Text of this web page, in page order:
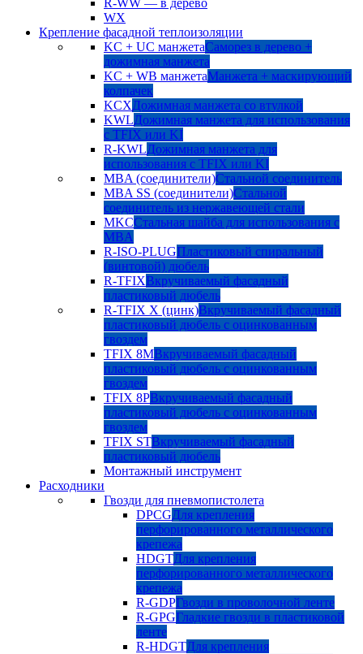
R-WW — в дерево
WX
Крепление фасадной теплоизоляции
KC + UC манжетаСаморез в дерево +
дожимная манжета
KC + WB манжетаМанжета + маскирующий
колпачек
KCXДожимная манжета со втулкой
KWLДожимная манжета для использования
с TFIX или KI
R-KWLДожимная манжета для
использования с TFIX или KI
MBA (соединители)Стальной соединитель
MBA SS (соединители)Стальной
соединитель из нержавеющей стали
MKCСтальная шайба для использования с
MBA
R-ISO-PLUGПластиковый спиральный
(винтовой) дюбель
R-TFIXВкручиваемый фасадный
пластиковый дюбель
R-TFIX X (цинк)Вкручиваемый фасадный
пластиковый дюбель с оцинкованным
гвоздем
TFIX 8MВкручиваемый фасадный
пластиковый дюбель с оцинкованным
гвоздем
TFIX 8PВкручиваемый фасадный
пластиковый дюбель с оцинкованным
гвоздем
TFIX STВкручиваемый фасадный
пластиковый дюбель
Монтажный инструмент
Расходники
Гвозди для пневмопистолета
DPCGДля крепления
перфорированного металлического
крепежа
HDGTДля крепления
перфорированного металлического
крепежа
R-GDPГвозди в проволочной ленте
R-GPGГладкие гвозди в пластиковой
ленте
R-HDGTДля крепления